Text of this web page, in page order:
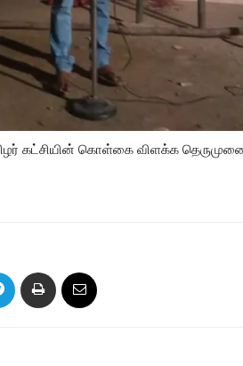
கட்சியின் கொள்கை விளக்க